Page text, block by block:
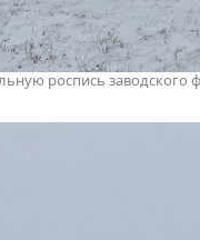
роспись заводского